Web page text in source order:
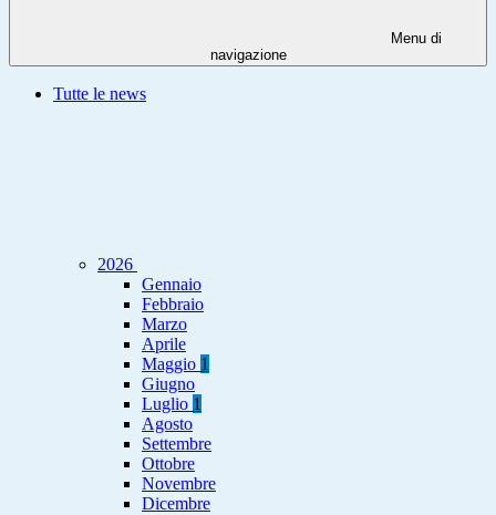
Menu di
navigazione
Tutte le news
2026
Gennaio
Febbraio
Marzo
Aprile
Maggio 1
Giugno
Luglio 1
Agosto
Settembre
Ottobre
Novembre
Dicembre